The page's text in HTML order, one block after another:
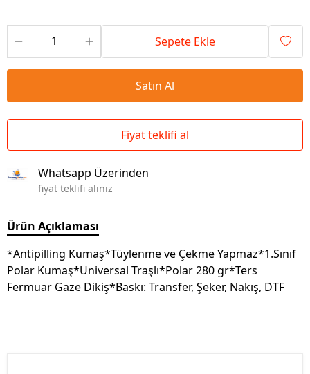
Sepete Ekle
Satın Al
Fiyat teklifi al
Whatsapp Üzerinden
fiyat teklifi alınız
Ürün Açıklaması
*Antipilling Kumaş*Tüylenme ve Çekme Yapmaz*1.Sınıf
Polar Kumaş*Universal Traşlı*Polar 280 gr*Ters
Fermuar Gaze Dikiş*Baskı: Transfer, Şeker, Nakış, DTF